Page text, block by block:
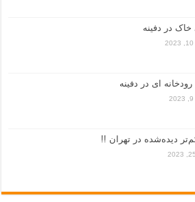
خاک در دفینه
ای در دفینه
دیده‌شده در تهران !!